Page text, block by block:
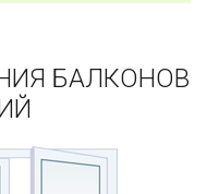
БАЛКОНОВ